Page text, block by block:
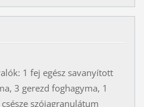
1 fej egész savanyított
3 gerezd foghagyma, 1
szójagranulátum